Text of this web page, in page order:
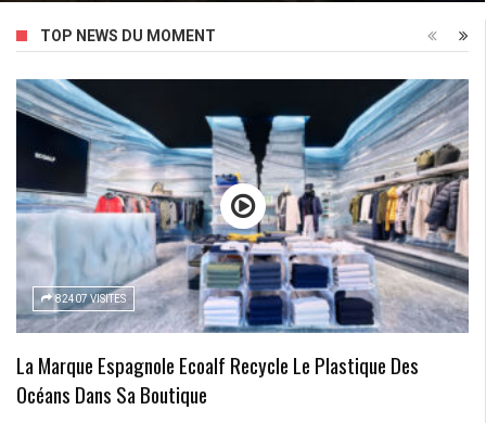
TOP NEWS DU MOMENT
82407 VISITES
La Marque Espagnole Ecoalf Recycle Le Plastique Des
Océans Dans Sa Boutique